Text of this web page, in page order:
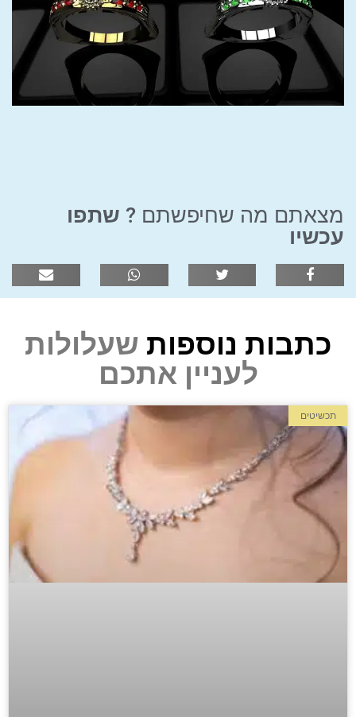
מצאתם מה שחיפשתם ? שתפו
עכשיו
כתבות נוספות שעלולות
לעניין אתכם
תכשיטים